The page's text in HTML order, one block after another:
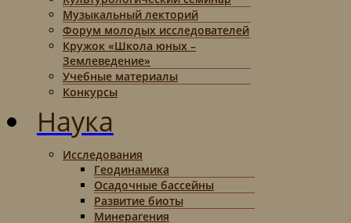
Музыкальный лекторий
Форум молодых исследователей
Кружок «Школа юных –
Землеведение»
Учебные материалы
Конкурсы
Наука
Исследования
Геодинамика
Осадочные бассейны
Развитие биоты
Минерагения